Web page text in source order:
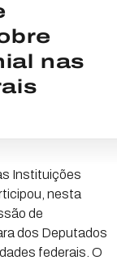
nas
Instituições
nesta
de
dos Deputados
federais. O